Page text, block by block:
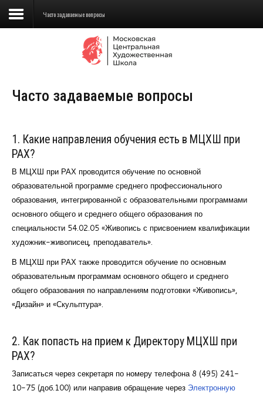
Сведения об образовательной
Школа
Детская Художественная школа
Поступающим
Подготовка
Доп. образование
Курсы повышения квалификации
Центр непрерывного образования
Творческий инкубатор
Часто задаваемые вопросы
Часто задаваемые вопросы
1. Какие направления обучения есть в МЦХШ при
РАХ?
В МЦХШ при РАХ проводится обучение по основной
образовательной программе среднего профессионального
образования, интегрированной с образовательными программами
основного общего и среднего общего образования по
специальности 54.02.05 «Живопись с присвоением квалификации
художник-живописец, преподаватель».
В МЦХШ при РАХ также проводится обучение по основным
образовательным программам основного общего и среднего
общего образования по направлениям подготовки «Живопись»,
«Дизайн» и «Скульптура».
2. Как попасть на прием к Директору МЦХШ при
РАХ?
Записаться через секретаря по номеру телефона 8 (495) 241-
10-75 (доб.100) или направив обращение через Электронную